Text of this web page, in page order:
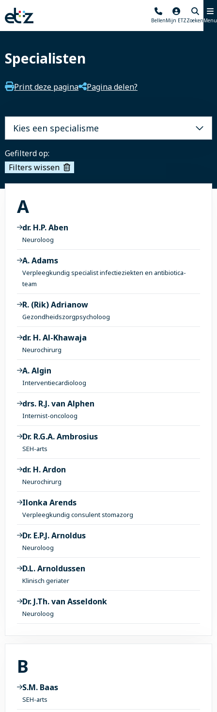
Elisabeth-
TweeSteden
BellenMijn ETZZoekenMenu
Specialisten
Print deze pagina Pagina delen?
Kies een specialisme
Gefilterd op:
Filters wissen
Alle onderwerpen
A
dr. H.P. Aben
Neuroloog
A. Adams
Verpleegkundig specialist infectieziekten en antibiotica-
team
R. (Rik) Adrianow
Gezondheidszorgpsycholoog
dr. H. Al-Khawaja
Neurochirurg
A. Algin
Interventiecardioloog
drs. R.J. van Alphen
Internist-oncoloog
Dr. R.G.A. Ambrosius
SEH-arts
dr. H. Ardon
Neurochirurg
Ilonka Arends
Verpleegkundig consulent stomazorg
Dr. E.P.J. Arnoldus
Neuroloog
D.L. Arnoldussen
Klinisch geriater
Dr. J.Th. van Asseldonk
Neuroloog
Alle onderwerpen
B
S.M. Baas
SEH-arts